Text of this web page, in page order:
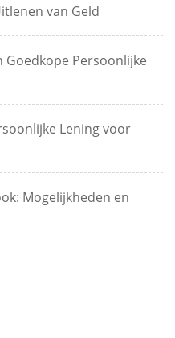
van Geld
Goedkope Persoonlijke
Lening voor
Mogelijkheden en